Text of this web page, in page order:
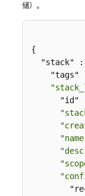
API
参
储）。
{
"stack" :
"tags"
"id"